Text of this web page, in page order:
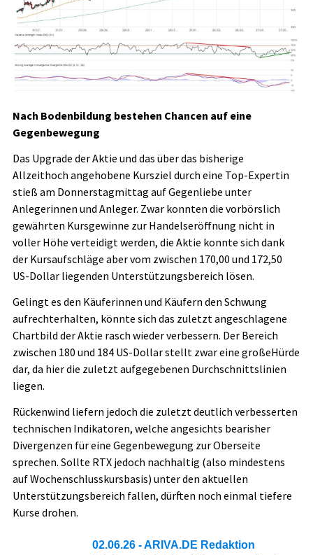
Nach Bodenbildung bestehen Chancen auf eine
Gegenbewegung
Das Upgrade der Aktie und das über das bisherige
Allzeithoch angehobene Kursziel durch eine Top-Expertin
stieß am Donnerstagmittag auf Gegenliebe unter
Anlegerinnen und Anleger. Zwar konnten die vorbörslich
gewährten Kursgewinne zur Handelseröffnung nicht in
voller Höhe verteidigt werden, die Aktie konnte sich dank
der Kursaufschläge aber vom zwischen 170,00 und 172,50
US-Dollar liegenden Unterstützungsbereich lösen.
Gelingt es den Käuferinnen und Käufern den Schwung
aufrechterhalten, könnte sich das zuletzt angeschlagene
Chartbild der Aktie rasch wieder verbessern. Der Bereich
zwischen 180 und 184 US-Dollar stellt zwar eine großeHürde
dar, da hier die zuletzt aufgegebenen Durchschnittslinien
liegen.
Rückenwind liefern jedoch die zuletzt deutlich verbesserten
technischen Indikatoren, welche angesichts bearisher
Divergenzen für eine Gegenbewegung zur Oberseite
sprechen. Sollte RTX jedoch nachhaltig (also mindestens
auf Wochenschlusskursbasis) unter den aktuellen
Unterstützungsbereich fallen, dürften noch einmal tiefere
Kurse drohen.
02.06.26 - ARIVA.DE Redaktion